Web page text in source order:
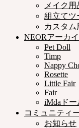
メイク用
組立てツ
カスタム
NEORアーカ
Pet Doll
Timp
Nappy
Rosette
Little Fair
Fair
iMdaドー
コミュニティ
お知らせ